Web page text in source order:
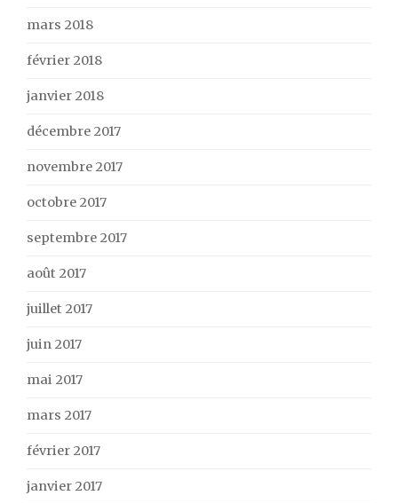
mars 2018
février 2018
janvier 2018
décembre 2017
novembre 2017
octobre 2017
septembre 2017
août 2017
juillet 2017
juin 2017
mai 2017
mars 2017
février 2017
janvier 2017